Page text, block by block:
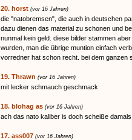
20. horst (vor 16 Jahren)
die "natobremsen", die auch in deutschen
dazu dienen das material zu schonen und
nunmal kein geld. diese bilder stammen
wurden, man die übrige muntion einfach
vorredner hat schon recht. bei dem ganzen
19. Thrawn (vor 16 Jahren)
mit lecker schmauch geschmack
18. blohag as (vor 16 Jahren)
ach das nato kaliber is doch scheiße
17. ass007 (vor 16 Jahren)